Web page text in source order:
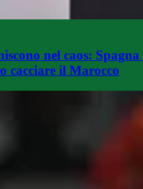
nel caos: Spagna
cacciare il Marocco